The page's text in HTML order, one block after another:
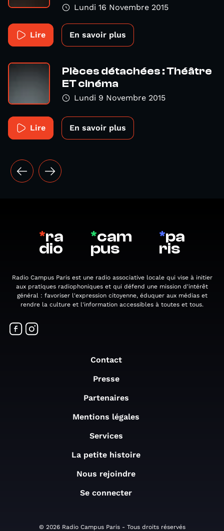
Lundi 16 Novembre 2015
Lire En savoir plus
Pièces détachées : Théâtre
ET cinéma
Lundi 9 Novembre 2015
Lire En savoir plus
*ra
dio
*cam
pus
*pa
ris
Radio Campus Paris est une radio associative locale qui vise à initier
aux pratiques radiophoniques et qui défend une mission d'intérêt
général : favoriser l'expression citoyenne, éduquer aux médias et
rendre la culture et l'information accessibles à toutes et tous.
Contact
Presse
Partenaires
Mentions légales
Services
La petite histoire
Nous rejoindre
Se connecter
© 2026 Radio Campus Paris - Tous droits réservés